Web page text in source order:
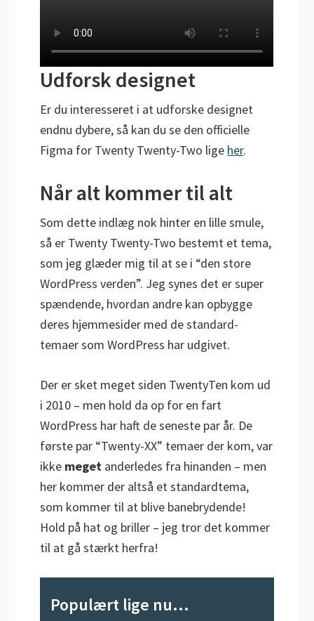
Udforsk designet
Er du interesseret i at udforske designet
endnu dybere, så kan du se den officielle
Figma for Twenty Twenty-Two lige her.
Når alt kommer til alt
Som dette indlæg nok hinter en lille smule,
så er Twenty Twenty-Two bestemt et tema,
som jeg glæder mig til at se i “den store
WordPress verden”. Jeg synes det er super
spændende, hvordan andre kan opbygge
deres hjemmesider med de standard-
temaer som WordPress har udgivet.
Der er sket meget siden TwentyTen kom ud
i 2010 – men hold da op for en fart
WordPress har haft de seneste par år. De
første par “Twenty-XX” temaer der kom, var
ikke meget anderledes fra hinanden – men
her kommer der altså et standardtema,
som kommer til at blive banebrydende!
Hold på hat og briller – jeg tror det kommer
til at gå stærkt herfra!
Populært lige nu...